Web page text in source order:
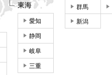
群馬
新潟
東海
愛知
静岡
岐阜
三重